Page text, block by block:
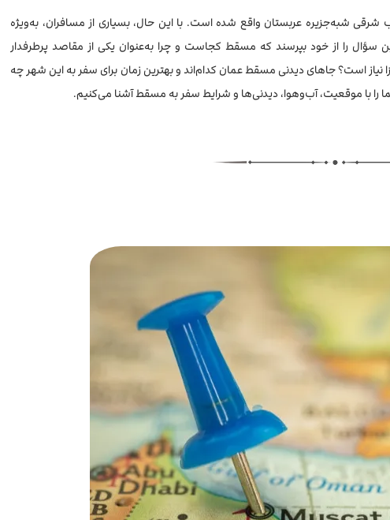
شرقی شبه‌جزیره عربستان واقع شده است. با این حال، بسیاری از مسافران، به‌ویژه
را از خود بپرسند که مسقط کجاست و چرا به‌عنوان یکی از مقاصد پرطرفدار
است؟ جاهای دیدنی مسقط عمان کدام‌اند و بهترین زمان برای سفر به این شهر چه
با موقعیت، آب‌وهوا، دیدنی‌ها و شرایط سفر به مسقط آشنا می‌کنیم.